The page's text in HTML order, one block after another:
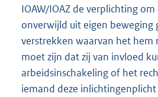
IOAW/IOAZ de verplichting
onverwijld uit eigen beweging
verstrekken waarvan het
moet zijn dat zij van invloed
arbeidsinschakeling of het
iemand deze